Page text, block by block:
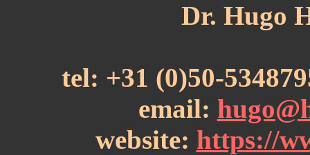
Dr. Hugo
tel: +31 (0)50-
email:
website: https://